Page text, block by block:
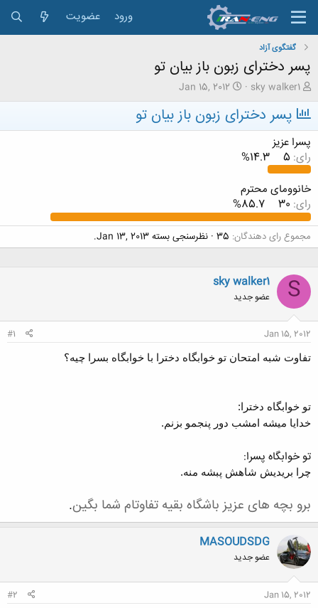
ورود عضویت
گفتگوی آزاد
پسر دخترای زبون باز بیان تو
ش
ر
و
ک
ن
د
ه
م
و
ض
و
ع
sky walker1
ت
ا
ی
Jan 15, 2012
پسر دخترای زبون باز بیان تو
پسرا عزیز
رای:
14.3%
خانوومای محترم
رای:
85.7%
مجموع رای دهندگان 35 نظرسنجی بستهJan 13, 2013
.
S
sky walker1
عضو جدید
Jan 15, 2012
#1
تفاوت شبه امتحان تو خوابگاه دخترا با خوابگاه بسرا چیه؟
تو خوابگاه دخترا:
خدایا میشه امشب دور پنجمو بزنم.
تو خوابگاه پسرا:
چرا بریدیش شاهش پبشه منه.
برو بچه های عزیز باشگاه بقیه تفاوتام شما بگین.
MASOUDSDG
عضو جدید
Jan 15, 2012
#2